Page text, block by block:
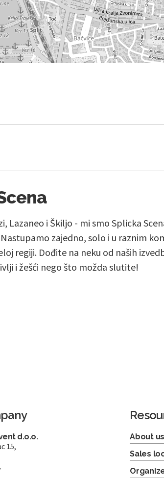
Lazaneo i Škiljo - mi smo Splicka
zajedno, solo i u raznim
regiji. Dođite na neku od naših
i žešći nego što možda slutite!
d.o.o.
15,
About us
Sales